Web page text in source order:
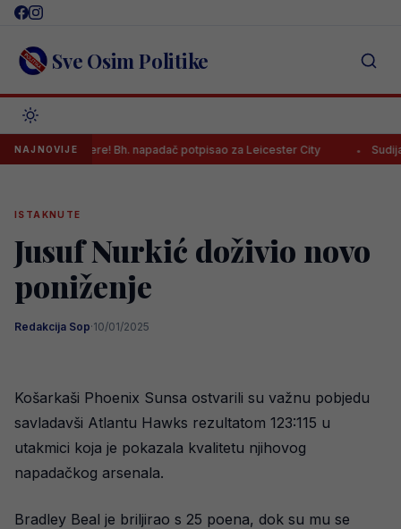
Skip
content Sve Osim Politike
NAJNOVIJE
karijere! Bh. napadač potpisao za Leicester City Sudija Musić
ISTAKNUTE
Jusuf Nurkić doživio novo
poniženje
Redakcija Sop·10/01/2025
Košarkaši Phoenix Sunsa ostvarili su važnu pobjedu
savladavši Atlantu Hawks rezultatom 123:115 u
utakmici koja je pokazala kvalitetu njihovog
napadačkog arsenala.
Bradley Beal je briljirao s 25 poena, dok su mu se